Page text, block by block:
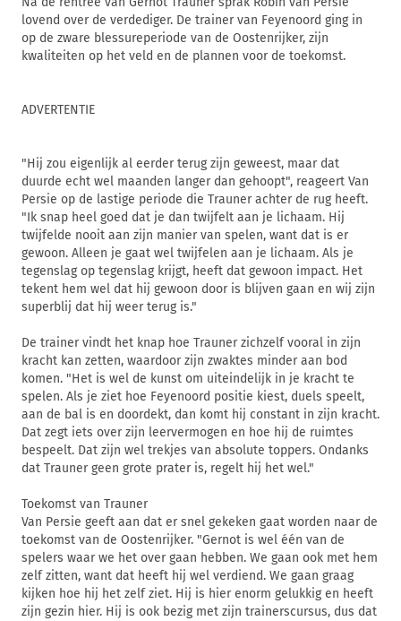
lovend over de verdediger. De trainer van Feyenoord ging in
op de zware blessureperiode van de Oostenrijker, zijn
kwaliteiten op het veld en de plannen voor de toekomst.
ADVERTENTIE
"Hij zou eigenlijk al eerder terug zijn geweest, maar dat
duurde echt wel maanden langer dan gehoopt", reageert Van
Persie op de lastige periode die Trauner achter de rug heeft.
"Ik snap heel goed dat je dan twijfelt aan je lichaam. Hij
twijfelde nooit aan zijn manier van spelen, want dat is er
gewoon. Alleen je gaat wel twijfelen aan je lichaam. Als je
tegenslag op tegenslag krijgt, heeft dat gewoon impact. Het
tekent hem wel dat hij gewoon door is blijven gaan en wij zijn
superblij dat hij weer terug is."
De trainer vindt het knap hoe Trauner zichzelf vooral in zijn
kracht kan zetten, waardoor zijn zwaktes minder aan bod
komen. "Het is wel de kunst om uiteindelijk in je kracht te
spelen. Als je ziet hoe Feyenoord positie kiest, duels speelt,
aan de bal is en doordekt, dan komt hij constant in zijn kracht.
Dat zegt iets over zijn leervermogen en hoe hij de ruimtes
bespeelt. Dat zijn wel trekjes van absolute toppers. Ondanks
dat Trauner geen grote prater is, regelt hij het wel."
Toekomst van Trauner
Van Persie geeft aan dat er snel gekeken gaat worden naar de
toekomst van de Oostenrijker. "Gernot is wel één van de
spelers waar we het over gaan hebben. We gaan ook met hem
zelf zitten, want dat heeft hij wel verdiend. We gaan graag
kijken hoe hij het zelf ziet. Hij is hier enorm gelukkig en heeft
zijn gezin hier. Hij is ook bezig met zijn trainerscursus, dus dat